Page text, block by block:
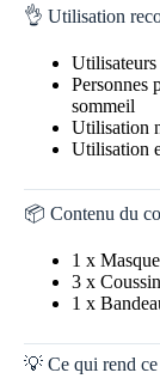
👌 Utilisation
Personnes
sommeil
Utilisation
Utilisation
📦 Contenu du
1 x
3 x
1 x
💡 Ce qui rend